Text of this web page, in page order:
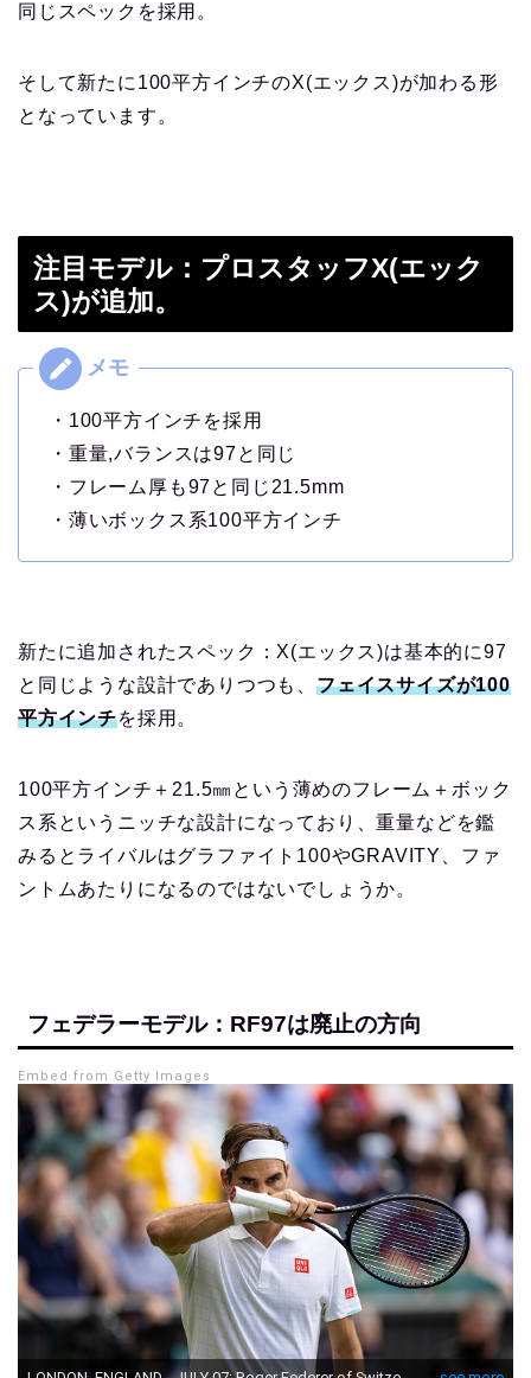
同じスペックを採用。
そして新たに100平方インチのX(エックス)が加わる形
となっています。
注目モデル：プロスタッフX(エック
ス)が追加。
・100平方インチを採用
・重量,バランスは97と同じ
・フレーム厚も97と同じ21.5mm
・薄いボックス系100平方インチ
新たに追加されたスペック：X(エックス)は基本的に97
と同じような設計でありつつも、 フェイスサイズが100
平方インチを採用。
100平方インチ＋21.5㎜という薄めのフレーム＋ボック
ス系というニッチな設計になっており、重量などを鑑
みるとライバルはグラファイト100やGRAVITY、ファ
ントムあたりになるのではないでしょうか。
フェデラーモデル：RF97は廃止の方向
Embed from Getty Images